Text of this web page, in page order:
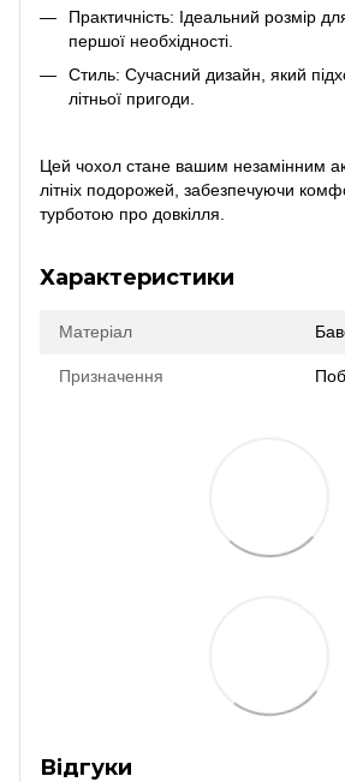
Практичність: Ідеальний розмір
першої необхідності.
Стиль: Сучасний дизайн, який
літньої пригоди.
Цей чохол стане вашим незамінним
літніх подорожей, забезпечуючи
турботою про довкілля.
Характеристики
Матеріал
Призначення
Відгуки